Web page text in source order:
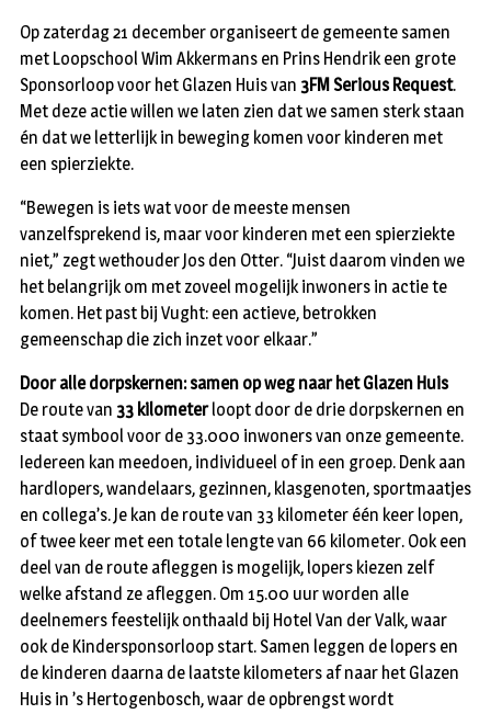
Op zaterdag 21 december organiseert de gemeente samen
met Loopschool Wim Akkermans en Prins Hendrik een grote
Sponsorloop voor het Glazen Huis van 3FM Serious Request.
Met deze actie willen we laten zien dat we samen sterk staan
én dat we letterlijk in beweging komen voor kinderen met
een spierziekte.
“Bewegen is iets wat voor de meeste mensen
vanzelfsprekend is, maar voor kinderen met een spierziekte
niet,” zegt wethouder Jos den Otter. “Juist daarom vinden we
het belangrijk om met zoveel mogelijk inwoners in actie te
komen. Het past bij Vught: een actieve, betrokken
gemeenschap die zich inzet voor elkaar.”
Door alle dorpskernen: samen op weg naar het Glazen Huis
De route van 33 kilometerloopt door de drie dorpskernen en
staat symbool voor de 33.000 inwoners van onze gemeente.
Iedereen kan meedoen, individueel of in een groep. Denk aan
hardlopers, wandelaars, gezinnen, klasgenoten, sportmaatjes
en collega’s. Je kan de route van 33 kilometer één keer lopen,
of twee keer met een totale lengte van 66 kilometer. Ook een
deel van de route afleggen is mogelijk, lopers kiezen zelf
welke afstand ze afleggen. Om 15.00 uur worden alle
deelnemers feestelijk onthaald bij Hotel Van der Valk, waar
ook de Kindersponsorloop start. Samen leggen de lopers en
de kinderen daarna de laatste kilometers af naar het Glazen
Huis in ’s Hertogenbosch, waar de opbrengst wordt